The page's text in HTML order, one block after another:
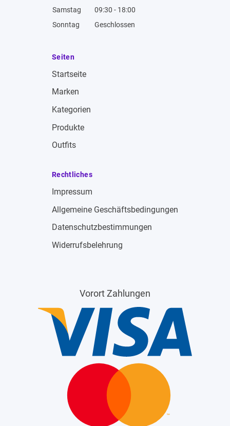
Samstag
09:30 - 18:00
Sonntag
Geschlossen
Seiten
Startseite
Marken
Kategorien
Produkte
Outfits
Rechtliches
Impressum
Allgemeine Geschäftsbedingungen
Datenschutzbestimmungen
Widerrufsbelehrung
Vorort Zahlungen